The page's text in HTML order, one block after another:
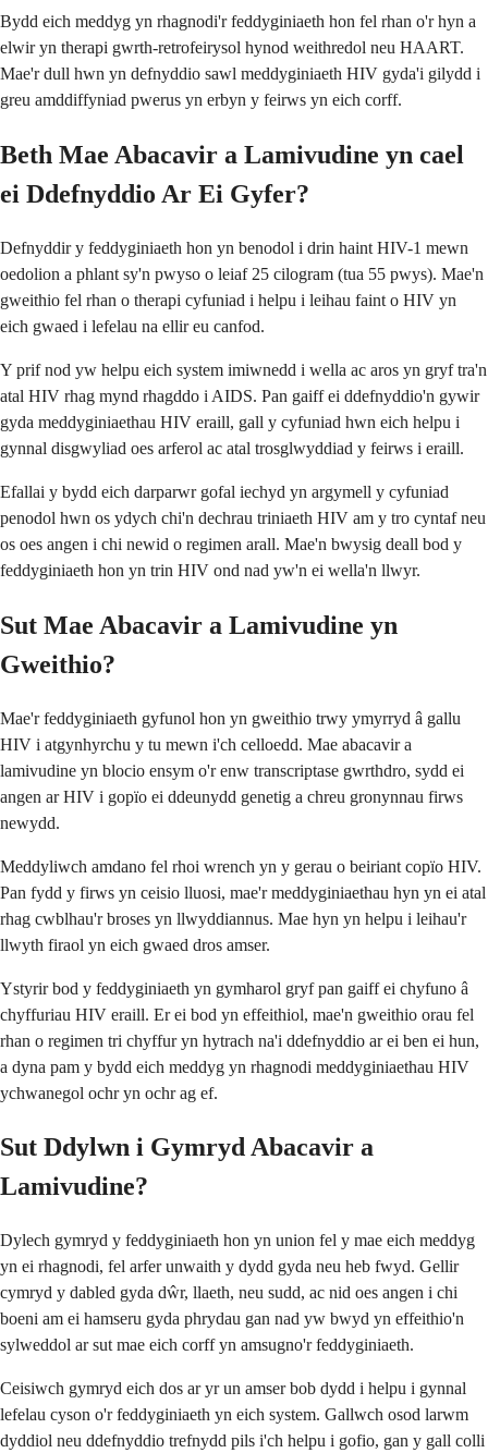
Bydd eich meddyg yn rhagnodi'r feddyginiaeth hon fel rhan o'r hyn a
elwir yn therapi gwrth-retrofeirysol hynod weithredol neu HAART.
Mae'r dull hwn yn defnyddio sawl meddyginiaeth HIV gyda'i gilydd i
greu amddiffyniad pwerus yn erbyn y feirws yn eich corff.
Beth Mae Abacavir a Lamivudine yn cael
ei Ddefnyddio Ar Ei Gyfer?
Defnyddir y feddyginiaeth hon yn benodol i drin haint HIV-1 mewn
oedolion a phlant sy'n pwyso o leiaf 25 cilogram (tua 55 pwys). Mae'n
gweithio fel rhan o therapi cyfuniad i helpu i leihau faint o HIV yn
eich gwaed i lefelau na ellir eu canfod.
Y prif nod yw helpu eich system imiwnedd i wella ac aros yn gryf tra'n
atal HIV rhag mynd rhagddo i AIDS. Pan gaiff ei ddefnyddio'n gywir
gyda meddyginiaethau HIV eraill, gall y cyfuniad hwn eich helpu i
gynnal disgwyliad oes arferol ac atal trosglwyddiad y feirws i eraill.
Efallai y bydd eich darparwr gofal iechyd yn argymell y cyfuniad
penodol hwn os ydych chi'n dechrau triniaeth HIV am y tro cyntaf neu
os oes angen i chi newid o regimen arall. Mae'n bwysig deall bod y
feddyginiaeth hon yn trin HIV ond nad yw'n ei wella'n llwyr.
Sut Mae Abacavir a Lamivudine yn
Gweithio?
Mae'r feddyginiaeth gyfunol hon yn gweithio trwy ymyrryd â gallu
HIV i atgynhyrchu y tu mewn i'ch celloedd. Mae abacavir a
lamivudine yn blocio ensym o'r enw transcriptase gwrthdro, sydd ei
angen ar HIV i gopïo ei ddeunydd genetig a chreu gronynnau firws
newydd.
Meddyliwch amdano fel rhoi wrench yn y gerau o beiriant copïo HIV.
Pan fydd y firws yn ceisio lluosi, mae'r meddyginiaethau hyn yn ei atal
rhag cwblhau'r broses yn llwyddiannus. Mae hyn yn helpu i leihau'r
llwyth firaol yn eich gwaed dros amser.
Ystyrir bod y feddyginiaeth yn gymharol gryf pan gaiff ei chyfuno â
chyffuriau HIV eraill. Er ei bod yn effeithiol, mae'n gweithio orau fel
rhan o regimen tri chyffur yn hytrach na'i ddefnyddio ar ei ben ei hun,
a dyna pam y bydd eich meddyg yn rhagnodi meddyginiaethau HIV
ychwanegol ochr yn ochr ag ef.
Sut Ddylwn i Gymryd Abacavir a
Lamivudine?
Dylech gymryd y feddyginiaeth hon yn union fel y mae eich meddyg
yn ei rhagnodi, fel arfer unwaith y dydd gyda neu heb fwyd. Gellir
cymryd y dabled gyda dŵr, llaeth, neu sudd, ac nid oes angen i chi
boeni am ei hamseru gyda phrydau gan nad yw bwyd yn effeithio'n
sylweddol ar sut mae eich corff yn amsugno'r feddyginiaeth.
Ceisiwch gymryd eich dos ar yr un amser bob dydd i helpu i gynnal
lefelau cyson o'r feddyginiaeth yn eich system. Gallwch osod larwm
dyddiol neu ddefnyddio trefnydd pils i'ch helpu i gofio, gan y gall colli